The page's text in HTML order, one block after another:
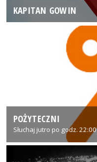
KAPITAN GOWIN
POŻYTECZNI
Słuchaj jutro po godz. 22:00